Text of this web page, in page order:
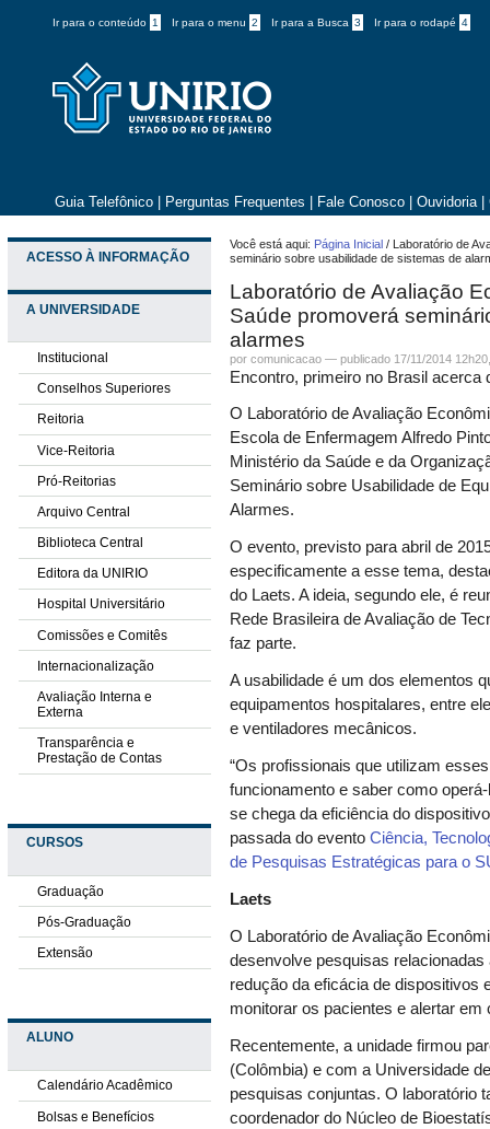
Ir para o conteúdo 1 Ir para o menu 2 Ir para a Busca 3 Ir para o rodapé 4
Guia Telefônico Perguntas Frequentes Fale Conosco Ouvidoria
ACESSO À INFORMAÇÃO
A UNIVERSIDADE
Institucional
Conselhos Superiores
Reitoria
Vice-Reitoria
Pró-Reitorias
Arquivo Central
Biblioteca Central
Editora da UNIRIO
Hospital Universitário
Comissões e Comitês
Internacionalização
Avaliação Interna e
Externa
Transparência e
Prestação de Contas
CURSOS
Graduação
Pós-Graduação
Extensão
ALUNO
Calendário Acadêmico
Bolsas e Benefícios
Você está aqui: Página Inicial / Laboratório de
seminário sobre usabilidade de sistemas de
Laboratório de Avaliação
Saúde promoverá
alarmes
por comunicacao —publicado 17/11/2014
Encontro, primeiro no Brasil acerca
O Laboratório de Avaliação
Escola de Enfermagem Alfredo
Ministério da Saúde e da
Seminário sobre Usabilidade de
Alarmes.
O evento, previsto para abril de
especificamente a esse tema,
do Laets. A ideia, segundo ele, é
Rede Brasileira de Avaliação de
faz parte.
A usabilidade é um dos elementos
equipamentos hospitalares, entre
e ventiladores mecânicos.
“Os profissionais que utilizam
funcionamento e saber como
se chega da eficiência do
passada do eventoCiência,
de Pesquisas Estratégicas para o
Laets
O Laboratório de Avaliação
desenvolve pesquisas
redução da eficácia de dispositivos
monitorar os pacientes e alertar
Recentemente, a unidade firmou
(Colômbia) e com a Universidade
pesquisas conjuntas. O laboratório
coordenador do Núcleo de